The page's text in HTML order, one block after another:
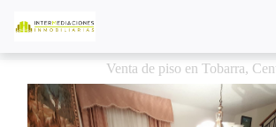
Venta de piso en Tobarra,